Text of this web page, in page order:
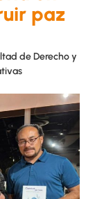
paz
de Derecho y